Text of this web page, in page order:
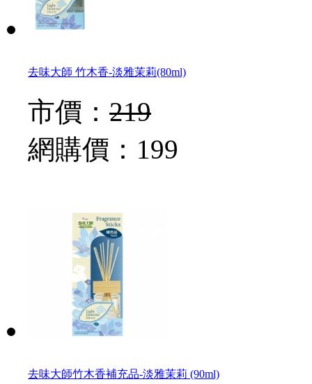
去味大師 竹木香-淡雅茉莉(80ml)
市價： 219
網購價： 199
去味大師竹木香補充品-淡雅茉莉 (90ml)